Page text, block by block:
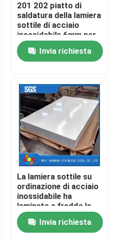
201 202 piatto di
saldatura della lamiera
sottile di acciaio
inossidabile 6mm per
decorativo
Invia richiesta
La lamiera sottile su
ordinazione di acciaio
inossidabile ha
laminato a freddo la
perla 321 C276 ha
fatto saltare lo strato
304 di acciaio
Invia richiesta